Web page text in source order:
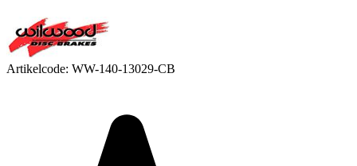
Artikelcode: WW-140-13029-CB